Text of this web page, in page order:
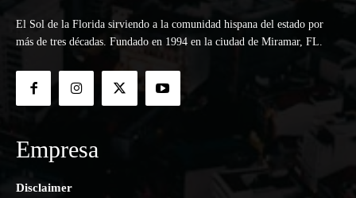
El Sol de la Florida sirviendo a la comunidad hispana del estado por
más de tres décadas. Fundado en 1994 en la ciudad de Miramar, FL.
Empresa
Disclaimer